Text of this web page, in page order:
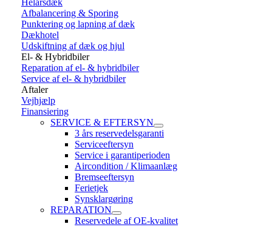
Helårsdæk
Afbalancering & Sporing
Punktering og lapning af dæk
Dækhotel
Udskiftning af dæk og hjul
El- & Hybridbiler
Reparation af el- & hybridbiler
Service af el- & hybridbiler
Aftaler
Vejhjælp
Finansiering
SERVICE & EFTERSYN
3 års reservedelsgaranti
Serviceeftersyn
Service i garantiperioden
Aircondition / Klimaanlæg
Bremseeftersyn
Ferietjek
Synsklargøring
REPARATION
Reservedele af OE-kvalitet